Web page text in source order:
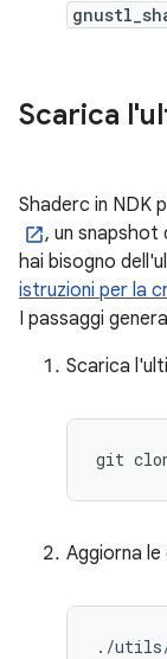
Scarica
Shaderc in NDK
, un snapshot
hai bisogno
istruzioni per la
I passaggi
Scarica
git
Aggiorna le
./utils/